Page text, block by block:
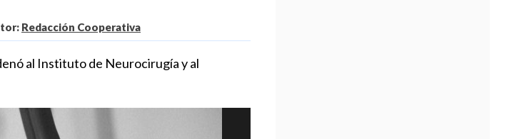
Redacción Cooperativa
al Instituto de Neurocirugía y al